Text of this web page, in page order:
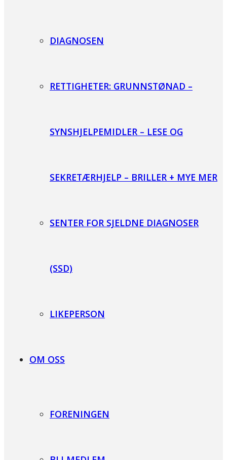
DIAGNOSEN
RETTIGHETER: GRUNNSTØNAD –
SYNSHJELPEMIDLER – LESE OG
SEKRETÆRHJELP – BRILLER + MYE MER
SENTER FOR SJELDNE DIAGNOSER
(SSD)
LIKEPERSON
OM OSS
FORENINGEN